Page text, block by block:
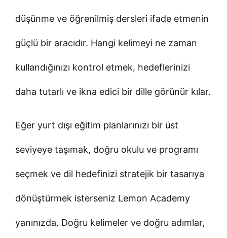
düşünme ve öğrenilmiş dersleri ifade etmenin
güçlü bir aracıdır. Hangi kelimeyi ne zaman
kullandığınızı kontrol etmek, hedeflerinizi
daha tutarlı ve ikna edici bir dille görünür kılar.
Eğer yurt dışı eğitim planlarınızı bir üst
seviyeye taşımak, doğru okulu ve programı
seçmek ve dil hedefinizi stratejik bir tasarıya
dönüştürmek isterseniz Lemon Academy
yanınızda. Doğru kelimeler ve doğru adımlar,